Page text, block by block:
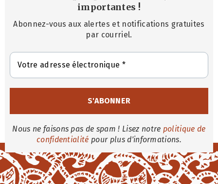
importantes !
Abonnez-vous aux alertes et notifications gratuites
par courriel.
Nous ne faisons pas de spam ! Lisez notre politique de
confidentialité pour plus d'informations.